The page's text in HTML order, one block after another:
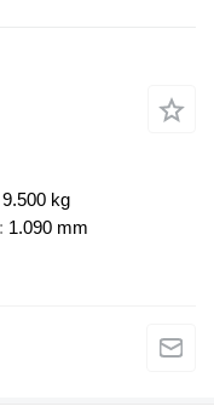
9.500 kg
1.090 mm